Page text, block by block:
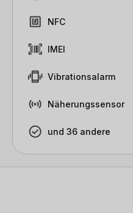
NFC
IMEI
Vibrationsalarm
Näherungssensor
und 36 andere